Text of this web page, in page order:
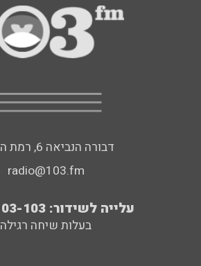
דבורה הנביאה 6, רמת השרון
radio@103.fm
עלייה לשידור: 0552-103-103
בעלות שיחה רגילה